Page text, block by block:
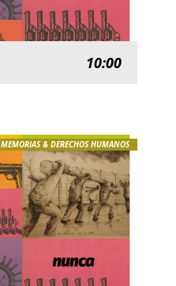
10:00
MEMORIAS & DERECHOS HUMANOS